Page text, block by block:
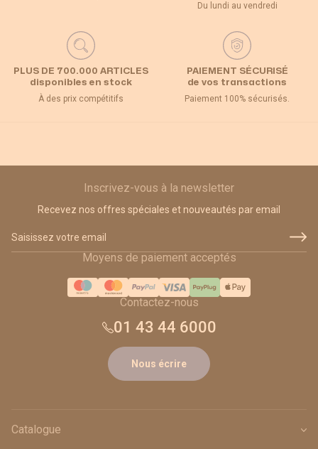
Du lundi au vendredi
PLUS DE 700.000 ARTICLES
disponibles en stock
À des prix compétitifs
PAIEMENT SÉCURISÉ
de vos transactions
Paiement 100% sécurisés.
Inscrivez-vous à la newsletter
Recevez nos offres spéciales et nouveautés par email
Moyens de paiement acceptés
Contactez-nous
01 43 44 6000
Nous écrire
Catalogue